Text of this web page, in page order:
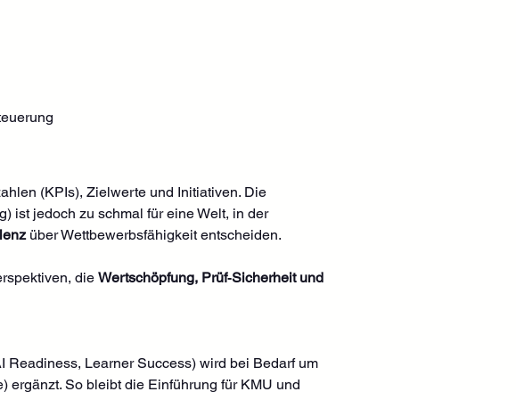
(KPIs), Zielwerte und Initiativen. Die
ist jedoch zu schmal für eine Welt, in der
über Wettbewerbsfähigkeit entscheiden.
die Wertschöpfung, Prüf‑Sicherheit und
Learner Success) wird bei Bedarf um
ergänzt. So bleibt die Einführung für KMU und